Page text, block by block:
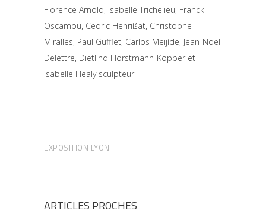
Florence Arnold, Isabelle Trichelieu, Franck
Oscamou, Cedric Henrißat, Christophe
Miralles, Paul Gufflet, Carlos Meijíde, Jean-Noël
Delettre, Dietlind Horstmann-Köpper et
Isabelle Healy sculpteur
EXPOSITION LYON
ARTICLES PROCHES